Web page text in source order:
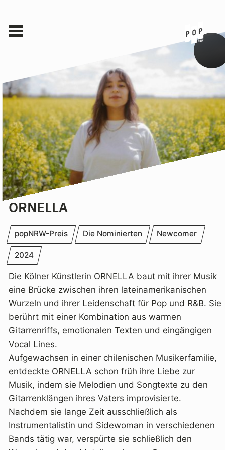
ORNELLA
popNRW-Preis Die Nominierten Newcomer
2024
Die Kölner Künstlerin ORNELLA baut mit ihrer Musik
eine Brücke zwischen ihren lateinamerikanischen
Wurzeln und ihrer Leidenschaft für Pop und R&B. Sie
berührt mit einer Kombination aus warmen
Gitarrenriffs, emotionalen Texten und eingängigen
Vocal Lines.
Aufgewachsen in einer chilenischen Musikerfamilie,
entdeckte ORNELLA schon früh ihre Liebe zur
Musik, indem sie Melodien und Songtexte zu den
Gitarrenklängen ihres Vaters improvisierte.
Nachdem sie lange Zeit ausschließlich als
Instrumentalistin und Sidewoman in verschiedenen
Bands tätig war, verspürte sie schließlich den